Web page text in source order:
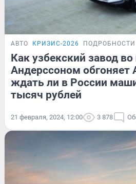
АВТО КРИЗИС-2026 ПОДРОБНОСТИ
Как узбекский завод во
Андерссоном
ждать ли в России
тысяч рублей
21 февраля, 2024, 12:00 3 878